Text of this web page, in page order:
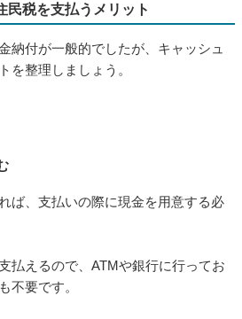
民税を支払うメリット
納付が一般的でしたが、キャッシュ
を整理しましょう。